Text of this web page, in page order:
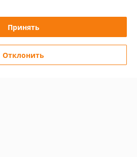
Deal.by
Принять
Отклонить